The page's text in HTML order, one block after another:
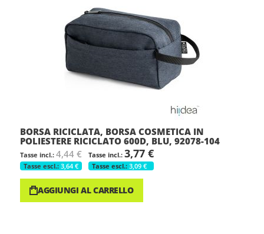
BORSA RICICLATA, BORSA COSMETICA IN
POLIESTERE RICICLATO 600D, BLU, 92078-104
4,44 €
3,64 €
3,77 €
3,09 €
AGGIUNGI AL CARRELLO